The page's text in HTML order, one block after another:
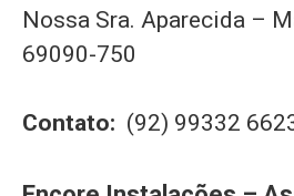
Nossa Sra. Aparecida –
69090-750
Contato: (92) 99332